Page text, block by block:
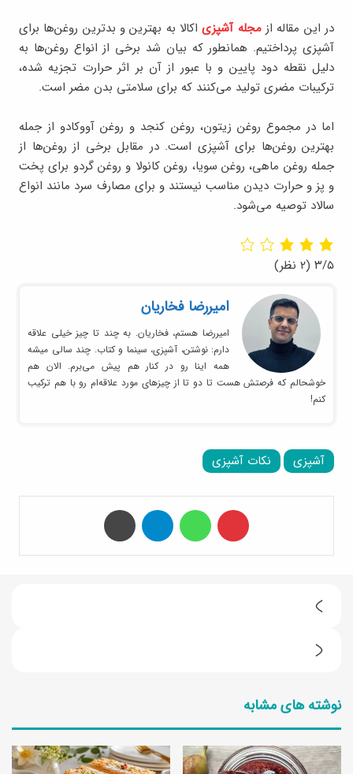
در این مقاله ازمجله آشپزیاکالا به بهترین و بدترین روغن‌ها برای
آشپزی پرداختیم. همانطور که بیان شد برخی از انواع روغن‌ها به
دلیل نقطه دود پایین و با عبور از آن بر اثر حرارت تجزیه شده،
ترکیبات مضری تولید می‌کنند که برای سلامتی بدن مضر است.
اما در مجموع روغن زیتون، روغن کنجد و روغن آووکادو از جمله
بهترین روغن‌ها برای آشپزی است. در مقابل برخی از روغن‌ها از
جمله روغن ماهی، روغن سویا، روغن کانولا و روغن گردو برای پخت
و پز و حرارت دیدن مناسب نیستند و برای مصارف سرد مانند انواع
سالاد توصیه می‌شود.
۳/۵ (۲ نظر)
امیر‌رضا فخاریان
امیررضا هستم، فخاریان. به چند تا چیز خیلی علاقه
دارم: نوشتن، آشپزی، سینما و کتاب. چند سالی میشه
همه اینا رو در کنار هم پیش می‌برم. الان هم
خوشحالم که فرصتش هست تا دو تا از چیزهای مورد علاقه‌ام رو با هم ترکیب
کنم!
آشپزی نکات آشپزی
س
ل
ا
د
ی
ه
نوشته های مشابه